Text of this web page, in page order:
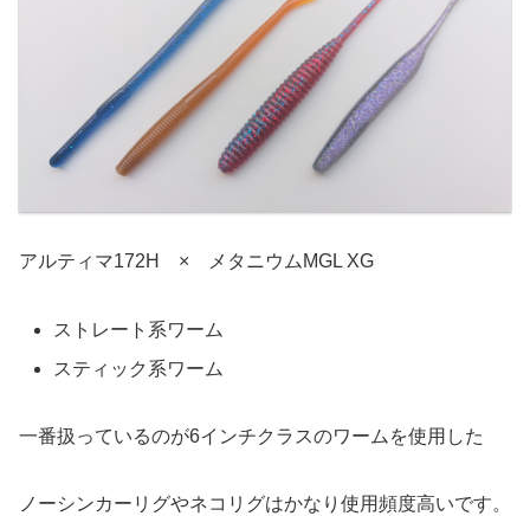
アルティマ172H × メタニウムMGL XG
ストレート系ワーム
スティック系ワーム
一番扱っているのが6インチクラスのワームを使用した
ノーシンカーリグやネコリグはかなり使用頻度高いです。